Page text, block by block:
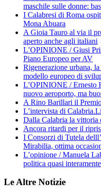
maschile sulle donne:
I Calabresi di Roma
Mona Abuara
A Gioia Tauro al via il
aperto anche agli italiani
L’OPINIONE / Giusi
Piano Europeo per AV
Rigenerazione urbana,
modello europeo di
L’OPINIONE / Ernesto
nuovo aeroporto, ma
A Rino Barillari il
L’intervista di
Dalla Calabria la vittoria
Ancora ritardi per il
I Consorzi di Tutela
Mirabilia, ottima
L’opinione / Manuela
politica quasi
Le Altre Notizie